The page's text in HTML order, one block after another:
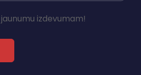
izdevumam!